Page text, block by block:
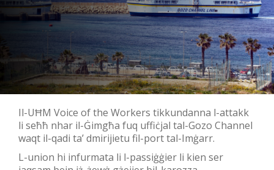
Il-UĦM Voice of the Workers tikkundanna l-attakk
li seħħ nhar il-Ġimgħa fuq uffiċjal tal-Gozo Channel
waqt il-qadi ta’ dmirijietu fil-port tal-Imġarr.
L-union hi infurmata li l-passiġġier li kien ser